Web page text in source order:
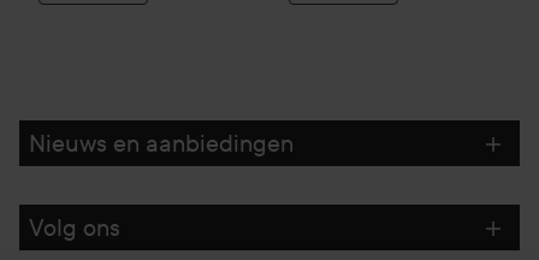
Nieuws en aanbiedingen
Volg ons